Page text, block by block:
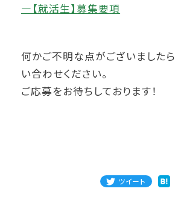
―【就活生】募集要項
何かご不明な点がございましたら
い合わせください。
ご応募をお待ちしております！
ツイート